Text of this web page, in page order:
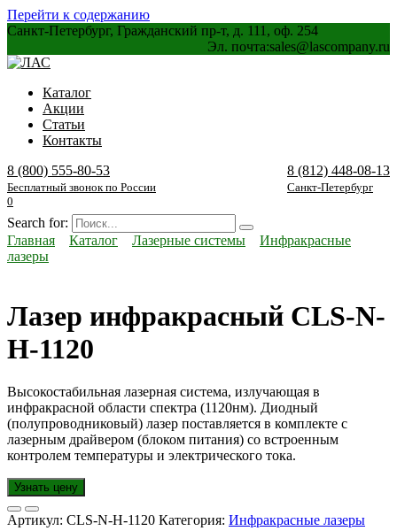
Перейти к содержанию
Санкт-Петербург, Гражданский пр-т, д. 111, оф. 254
Эл. почта:sales@lascompany.ru
Каталог
Акции
Статьи
Контакты
8 (800) 555-80-53
Бесплатный звонок по России
8 (812) 448-08-13
Санкт-Петербург
0
Search for:
Главная
Каталог Лазерные системы
Инфракрасные
лазеры
Лазер инфракрасный CLS-N-
H-1120
Высокостабильная лазерная система, излучающая в
инфракрасной области спектра (1120нм). Диодный
(полупроводниковый) лазер поставляется в комплекте с
лазерным драйвером (блоком питания) со встроенным
контролем температуры и электрического тока.
Узнать цену
Артикул: CLS-N-H-1120 Категория: Инфракрасные лазеры